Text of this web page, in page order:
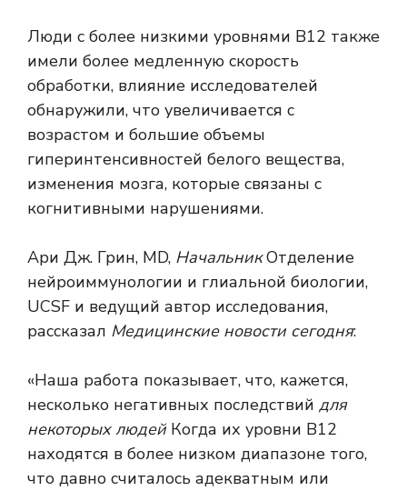
Люди с более низкими уровнями B12 также
имели более медленную скорость
обработки, влияние исследователей
обнаружили, что увеличивается с
возрастом и большие объемы
гиперинтенсивностей белого вещества,
изменения мозга, которые связаны с
когнитивными нарушениями.
Ари Дж. Грин, MD, НачальникОтделение
нейроиммунологии и глиальной биологии,
UCSF и ведущий автор исследования,
рассказал Медицинские новости сегодня:
«Наша работа показывает, что, кажется,
несколько негативных последствий для
некоторых людей Когда их уровни B12
находятся в более низком диапазоне того,
что давно считалось адекватным или